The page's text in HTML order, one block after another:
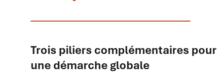
Trois piliers complémentaires pour
une démarche globale